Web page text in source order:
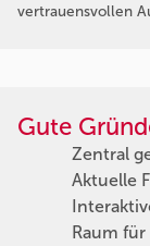
vertrauensvollen
Gute
Zentral
Aktuelle
Raum